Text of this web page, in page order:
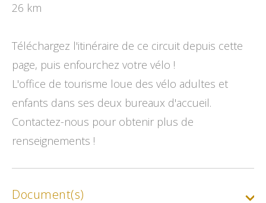
26 km
Téléchargez l'itinéraire de ce circuit depuis cette
page, puis enfourchez votre vélo !
L'office de tourisme loue des vélo adultes et
enfants dans ses deux bureaux d'accueil.
Contactez-nous pour obtenir plus de
renseignements !
Document(s)